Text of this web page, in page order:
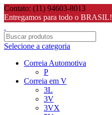
Contato: (11) 94603-8013
Entregamos para todo o BRASIL!
Selecione a categoria
Correia Automotiva
P
Correia em V
3L
3V
3VX